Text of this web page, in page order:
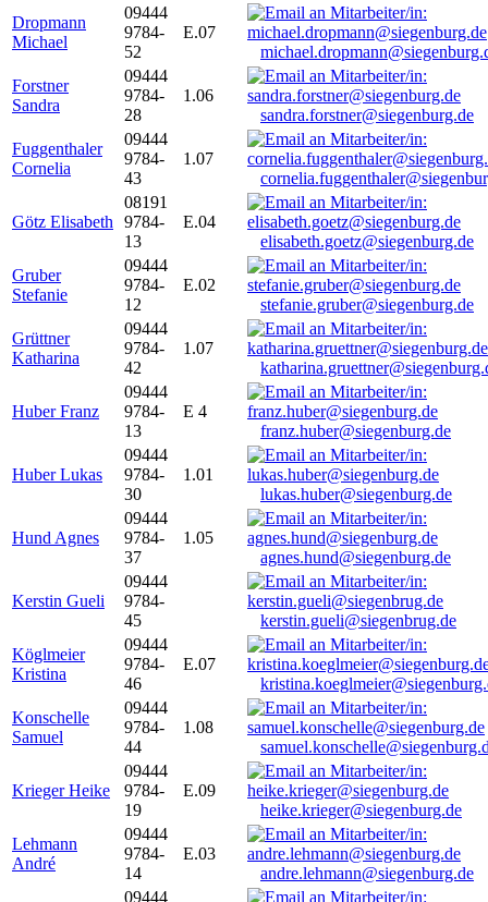
Dropmann
Michael
09444
9784-
52
E.07
Forstner
Sandra
09444
9784-
28
1.06
sandra.forstner@siegenburg.de
Fuggenthaler
Cornelia
09444
9784-
43
1.07
Götz Elisabeth
08191
9784-
13
E.04
elisabeth.goetz@siegenburg.de
Gruber
Stefanie
09444
9784-
12
E.02
stefanie.gruber@siegenburg.de
Grüttner
Katharina
09444
9784-
42
1.07
Huber Franz
09444
9784-
13
E 4
franz.huber@siegenburg.de
Huber Lukas
09444
9784-
30
1.01
lukas.huber@siegenburg.de
Hund Agnes
09444
9784-
37
1.05
agnes.hund@siegenburg.de
Kerstin Gueli
09444
9784-
45
kerstin.gueli@siegenbrug.de
Köglmeier
Kristina
09444
9784-
46
E.07
Konschelle
Samuel
09444
9784-
44
1.08
Krieger Heike
09444
9784-
19
E.09
heike.krieger@siegenburg.de
Lehmann
André
09444
9784-
14
E.03
andre.lehmann@siegenburg.de
09444